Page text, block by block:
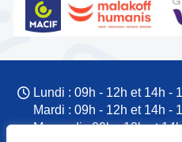
Lundi : 09h - 12h et 14h -
Mardi : 09h - 12h et 14h -
Mercredi : 09h - 12h et